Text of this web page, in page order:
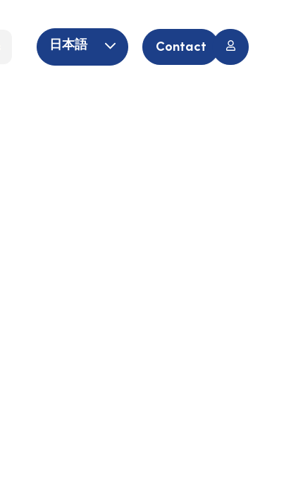
日本語 Contact